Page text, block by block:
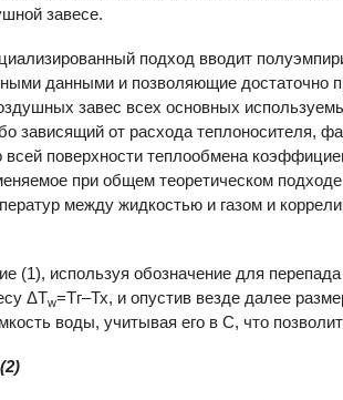
завесе.
подход вводит
данными и позволяющие достаточно
завес всех основных
зависящий от расхода теплоносителя,
поверхности теплообмена
при общем теоретическом
между жидкостью и газом и
(1), используя обозначение для
ΔТw=Тг–Тх, и опустив везде далее
воды, учитывая его в С, что